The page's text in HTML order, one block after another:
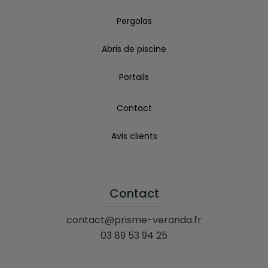
Pergolas
Abris de piscine
Portails
Contact
Avis clients
Contact
contact@prisme-veranda.fr
03 89 53 94 25